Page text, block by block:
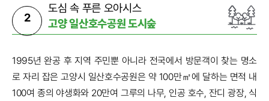
2
도심 속 푸른 오아시스
고양 일산호수공원 도시숲
1995년 완공 후 지역 주민뿐 아니라 전국에서 방문객이 찾는 명소
로 자리 잡은 고양시 일산호수공원은 약 100만㎡에 달하는 면적 내
100여 종의 야생화와 20만여 그루의 나무, 인공 호수, 잔디 광장, 식